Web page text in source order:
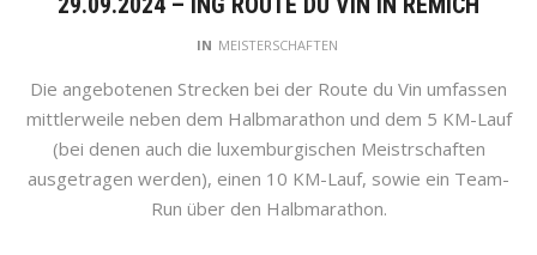
IN MEISTERSCHAFTEN
Die angebotenen Strecken bei der Route du Vin umfassen
mittlerweile neben dem Halbmarathon und dem 5 KM-Lauf
(bei denen auch die luxemburgischen Meistrschaften
ausgetragen werden), einen 10 KM-Lauf, sowie ein Team-
Run über den Halbmarathon.